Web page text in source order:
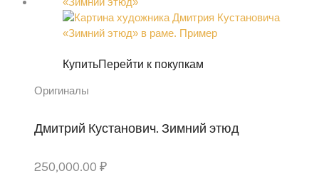
КупитьПерейти к покупкам
Оригиналы
Дмитрий Кустанович. Зимний этюд
250,000.00 ₽